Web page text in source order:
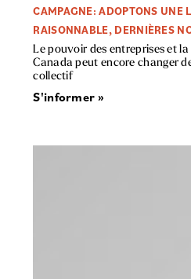
CAMPAGNE: ADOPTONS UNE
RAISONNABLE, DERNIÈRES
Le pouvoir des entreprises et
Canada peut encore changer
collectif
S'informer »